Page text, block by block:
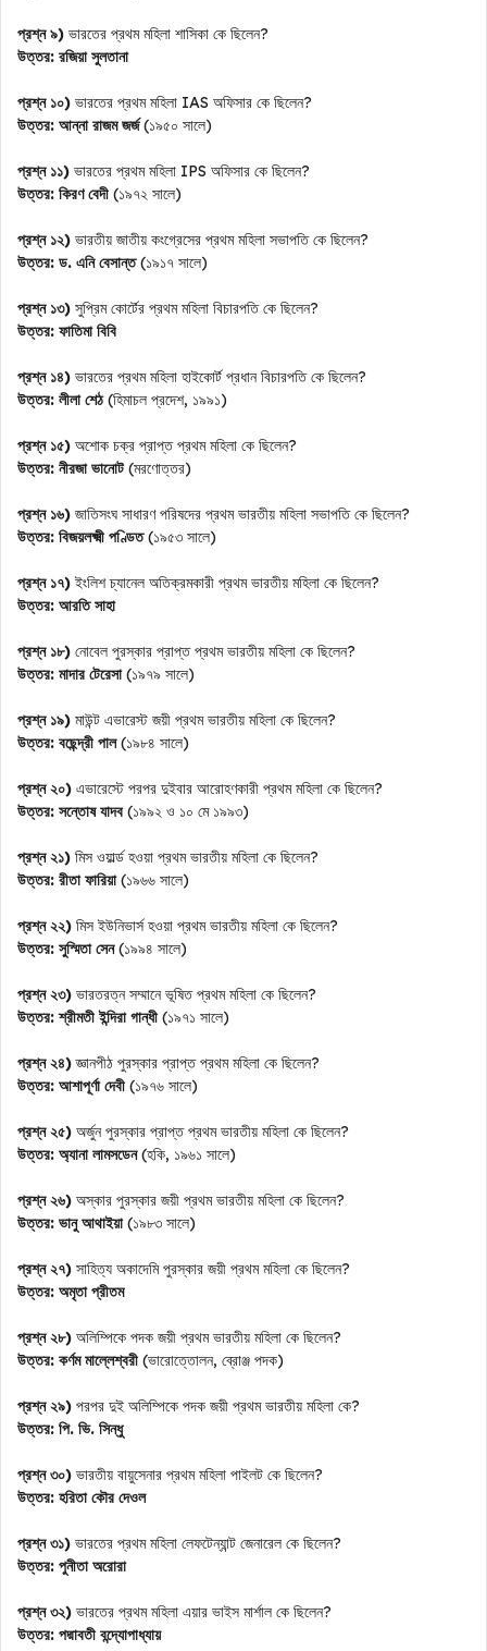
প্রশ্ন ৯) ভারতের প্রথম মহিলা শাসিকা কে ছিলেন?
উত্তর: রজিয়া সুলতানা
প্রশ্ন ১০) ভারতের প্রথম মহিলা IAS অফিসার কে ছিলেন?
উত্তর: আন্না রাজম জর্জ(১৯৫০ সালে)
প্রশ্ন ১১) ভারতের প্রথম মহিলা IPS অফিসার কে ছিলেন?
উত্তর: কিরণ বেদী (১৯৭২ সালে)
প্রশ্ন ১২) ভারতীয় জাতীয় কংগ্রেসের প্রথম মহিলা সভাপতি কে ছিলেন?
উত্তর: ড. এনি বেসান্ত(১৯১৭ সালে)
প্রশ্ন ১৩) সুপ্রিম কোর্টের প্রথম মহিলা বিচারপতি কে ছিলেন?
উত্তর: ফাতিমা বিবি
প্রশ্ন ১৪) ভারতের প্রথম মহিলা হাইকোর্ট প্রধান বিচারপতি কে ছিলেন?
উত্তর: লীলা শেঠ(হিমাচল প্রদেশ, ১৯৯১)
প্রশ্ন ১৫) অশোক চক্র প্রাপ্ত প্রথম মহিলা কে ছিলেন?
উত্তর: নীরজা ভানোট(মরণোত্তর)
প্রশ্ন ১৬) জাতিসংঘ সাধারণ পরিষদের প্রথম ভারতীয় মহিলা সভাপতি কে ছিলেন?
উত্তর: বিজয়লক্ষ্মী পণ্ডিত(১৯৫৩ সালে)
প্রশ্ন ১৭)ইংলিশ চ্যানেল অতিক্রমকারী প্রথম ভারতীয় মহিলা কে ছিলেন?
উত্তর: আরতি সাহা
প্রশ্ন ১৮) নোবেল পুরস্কার প্রাপ্ত প্রথম ভারতীয় মহিলা কে ছিলেন?
উত্তর: মাদার টেরেসা(১৯৭৯ সালে)
প্রশ্ন ১৯) মাউন্ট এভারেস্ট জয়ী প্রথম ভারতীয় মহিলা কে ছিলেন?
উত্তর: বছেন্দ্রী পাল(১৯৮৪ সালে)
প্রশ্ন ২০) এভারেস্টে পরপর দুইবার আরোহণকারী প্রথম মহিলা কে ছিলেন?
উত্তর: সন্তোষ যাদব (১৯৯২ ও ১০ মে ১৯৯৩)
প্রশ্ন ২১) মিস ওয়ার্ল্ড হওয়া প্রথম ভারতীয় মহিলা কে ছিলেন?
উত্তর: রীতা ফারিয়া(১৯৬৬ সালে)
প্রশ্ন ২২) মিস ইউনিভার্স হওয়া প্রথম ভারতীয় মহিলা কে ছিলেন?
উত্তর: সুস্মিতা সেন(১৯৯৪ সালে)
প্রশ্ন ২৩) ভারতরত্ন সম্মানে ভূষিত প্রথম মহিলা কে ছিলেন?
উত্তর: শ্রীমতী ইন্দিরা গান্ধী (১৯৭১ সালে)
প্রশ্ন ২৪)জ্ঞানপীঠ পুরস্কার প্রাপ্ত প্রথম মহিলা কে ছিলেন?
উত্তর: আশাপূর্ণা দেবী (১৯৭৬ সালে)
প্রশ্ন ২৫) অর্জুন পুরস্কার প্রাপ্ত প্রথম ভারতীয় মহিলা কে ছিলেন?
উত্তর: অ্যানা লামসডেন(হকি, ১৯৬১ সালে)
প্রশ্ন ২৬) অস্কার পুরস্কার জয়ী প্রথম ভারতীয় মহিলা কে ছিলেন?
উত্তর: ভানু আথাইয়া(১৯৮৩ সালে)
প্রশ্ন ২৭) সাহিত্য অকাদেমি পুরস্কার জয়ী প্রথম মহিলা কে ছিলেন?
উত্তর: অমৃতা প্রীতম
প্রশ্ন ২৮) অলিম্পিকে পদক জয়ী প্রথম ভারতীয় মহিলা কে ছিলেন?
উত্তর: কর্ণম মাল্লেশ্বরী (ভারোত্তোলন, ব্রোঞ্জ পদক)
প্রশ্ন ২৯) পরপর দুই অলিম্পিকে পদক জয়ী প্রথম ভারতীয় মহিলা কে?
উত্তর: পি. ভি. সিন্ধু
প্রশ্ন ৩০) ভারতীয় বায়ুসেনার প্রথম মহিলা পাইলট কে ছিলেন?
উত্তর: হরিতা কৌর দেওল
প্রশ্ন ৩১) ভারতের প্রথম মহিলা লেফটেন্যান্ট জেনারেল কে ছিলেন?
উত্তর: পুনীতা অরোরা
প্রশ্ন ৩২) ভারতের প্রথম মহিলা এয়ার ভাইস মার্শাল কে ছিলেন?
উত্তর: পদ্মাবতী বন্দ্যোপাধ্যায়